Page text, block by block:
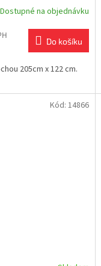
Dostupné na objednávku
Do košíku
205cm x 122 cm.
Kód: 14866